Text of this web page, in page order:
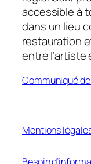
accessible à
dans un lieu
restauration
entre l’artiste
Communiqué
Mentions